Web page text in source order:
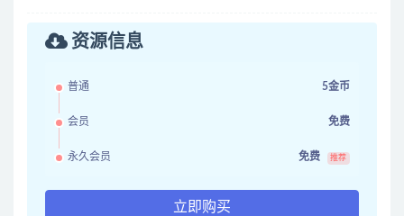
资源信息
普通 5金币
会员 免费
永久会员 免费 推荐
立即购买